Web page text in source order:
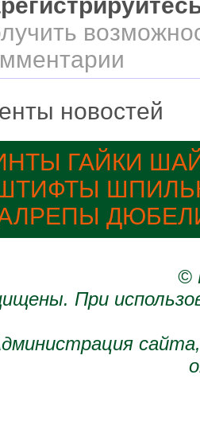
ГАЙКИ
©
При